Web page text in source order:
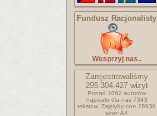
Fundusz Racjonalisty
Wesprzyj nas..
Zarejestrowaliśmy
295.304.427wizyt
Ponad 1062 autorów
napisało dla nas 7343
tekstów. Zajęłyby one 28930
stron A4